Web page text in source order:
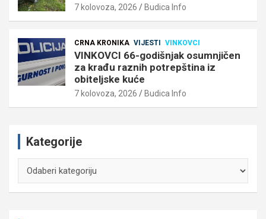
7 kolovoza, 2026 Budica Info
CRNA KRONIKA VIJESTI VINKOVCI
VINKOVCI 66-godišnjak osumnjičen
za krađu raznih potrepština iz
obiteljske kuće
7 kolovoza, 2026 Budica Info
Kategorije